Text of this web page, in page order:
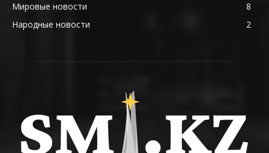
Мировые новости
8
Народные новости
2